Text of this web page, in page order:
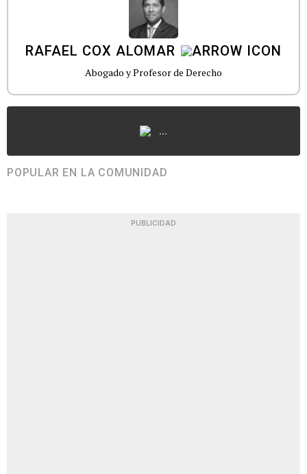
RAFAEL COX ALOMAR
Abogado y Profesor de Derecho
...
POPULAR EN LA COMUNIDAD
PUBLICIDAD